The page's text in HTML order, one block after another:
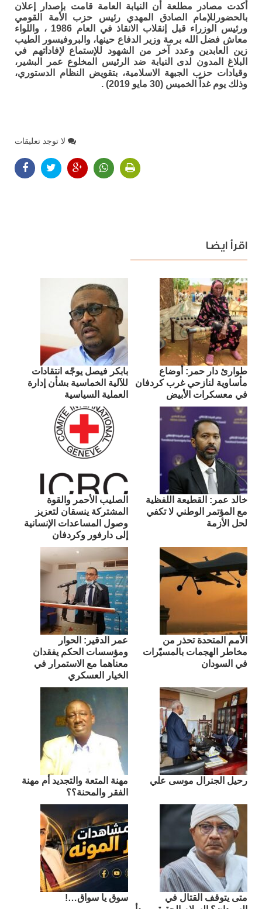
أكدت مصادر مطلعة أن النيابة العامة قامت بإصدار إعلان
بالحضورللإمام الصادق المهدي رئيس حزب الأمة القومي
ورئيس الوزراء قبل إنقلاب الانقاذ في العام 1986 ، واللواء
معاش فضل الله برمة وزير الدفاع حينها، والبروفيسور الطيب
زين العابدين وعدد آخر من الشهود للإستماع لإفاداتهم في
البلاغ المدون لدى النيابة ضد الرئيس المخلوع عمر البشير،
وقيادات حزب الجبهة الاسلامية، بتقويض النظام الدستوري،
وذلك يوم غداً الخميس (30 مايو 2019) .
لا توجد تعليقات
اقرأ ايضا
طوارئ دار حمر: أوضاع
مأساوية لنازحي غرب كردفان
في معسكرات الأبيض
بابكر فيصل يوجّه انتقادات
للآلية الخماسية بشأن إدارة
العملية السياسية
​خالد عمر: القطيعة اللفظية
مع المؤتمر الوطني لا تكفي
لحل الأزمة
الصليب الأحمر والقوة
المشتركة ينسقان لتعزيز
وصول المساعدات الإنسانية
إلى دارفور وكردفان
الأمم المتحدة تحذر من
مخاطر الهجمات بالمسيّرات
في السودان
عمر الدقير: الحوار
ومؤسسات الحكم يفقدان
معناهما مع الاستمرار في
الخيار العسكري
رحيل الجنرال موسى علي
مهنة المتعة والتجديد أم مهنة
الفقر والمحنة؟؟
متى يتوقف القتال في
سوق يا سواق…!